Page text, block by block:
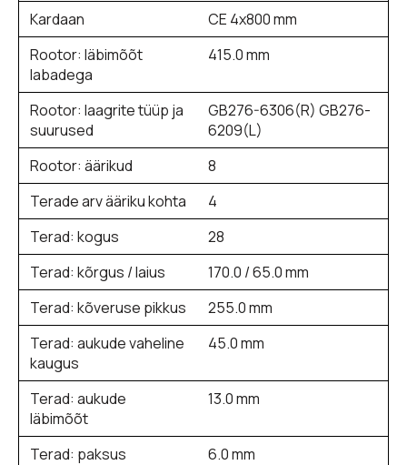
Kardaan
CE 4x800 mm
Rootor: läbimõõt
labadega
415.0 mm
Rootor: laagrite tüüp ja
suurused
GB276-6306(R) GB276-
6209(L)
Rootor: äärikud
8
Terade arv ääriku kohta
4
Terad: kogus
28
Terad: kõrgus / laius
170.0 / 65.0 mm
Terad: kõveruse pikkus
255.0 mm
Terad: aukude vaheline
kaugus
45.0 mm
Terad: aukude
läbimõõt
13.0 mm
Terad: paksus
6.0 mm